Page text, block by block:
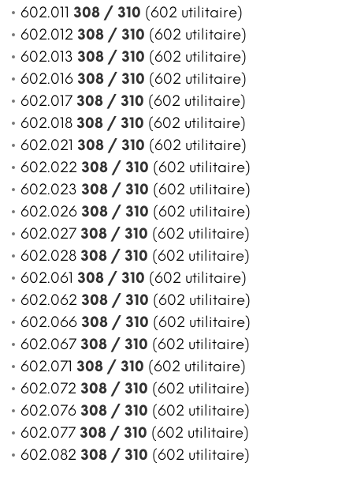
602.011 308 / 310 (602 utilitaire)
602.012 308 / 310 (602 utilitaire)
602.013 308 / 310 (602 utilitaire)
602.016 308 / 310 (602 utilitaire)
602.017 308 / 310 (602 utilitaire)
602.018 308 / 310 (602 utilitaire)
602.021 308 / 310 (602 utilitaire)
602.022 308 / 310 (602 utilitaire)
602.023 308 / 310 (602 utilitaire)
602.026 308 / 310 (602 utilitaire)
602.027 308 / 310 (602 utilitaire)
602.028 308 / 310 (602 utilitaire)
602.061 308 / 310 (602 utilitaire)
602.062 308 / 310 (602 utilitaire)
602.066 308 / 310 (602 utilitaire)
602.067 308 / 310 (602 utilitaire)
602.071 308 / 310 (602 utilitaire)
602.072 308 / 310 (602 utilitaire)
602.076 308 / 310 (602 utilitaire)
602.077 308 / 310 (602 utilitaire)
602.082 308 / 310 (602 utilitaire)